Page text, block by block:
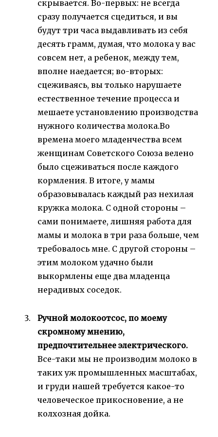
скрывается. Во-первых: не всегда
сразу получается сцедиться, и вы
будут три часа выдавливать из себя
десять грамм, думая, что молока у вас
совсем нет, а ребенок, между тем,
вполне наедается; во-вторых:
сцеживаясь, вы только нарушаете
естественное течение процесса и
мешаете установлению производства
нужного количества молока.Во
времена моего младенчества всем
женщинам Советского Союза велено
было сцеживаться после каждого
кормления. В итоге, у мамы
образовывалась каждый раз нехилая
кружка молока. С одной стороны –
сами понимаете, лишняя работа для
мамы и молока в три раза больше, чем
требовалось мне. С другой стороны –
этим молоком удачно были
выкормлены еще два младенца
нерадивых соседок.
Ручной молокоотсос, по моему
скромному мнению,
предпочтительнее электрического.
Все-таки мы не производим молоко в
таких уж промышленных масштабах,
и груди нашей требуется какое-то
человеческое прикосновение, а не
колхозная дойка.